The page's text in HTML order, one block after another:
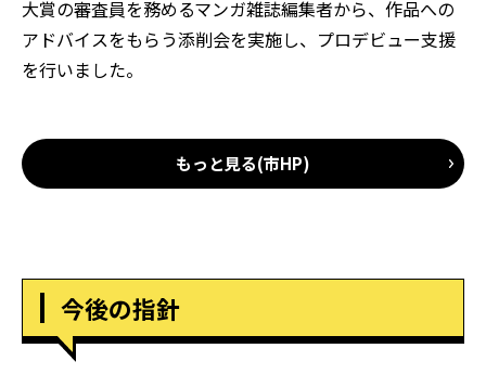
大賞の審査員を務めるマンガ雑誌編集者から、作品への
アドバイスをもらう添削会を実施し、プロデビュー支援
を行いました。
もっと見る(市HP)
今後の指針